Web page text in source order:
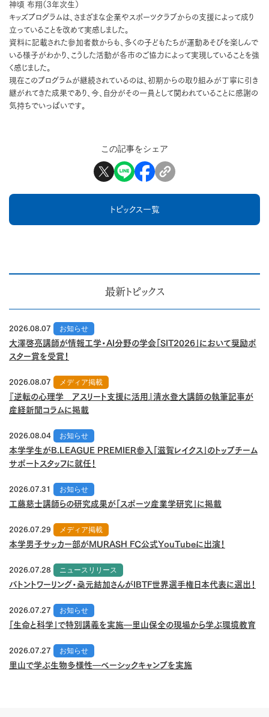
神頃 布翔（3年次生）
キッズプログラムは、さまざまな企業やスポーツクラブからの支援によって成り
立っていることを改めて実感しました。
資料に記載された参加者数からも、多くの子どもたちが運動あそびを楽しんで
いる様子がわかり、こうした活動が各市のご協力によって実現していることを強
く感じました。
現在このプログラムが継続されているのは、初期からの取り組みが丁寧に引き
継がれてきた成果であり、今、自分がその一員として関われていることに感謝の
気持ちでいっぱいです。
この記事をシェア
トピックス一覧
最新トピックス
2026.08.07
お知らせ
大澤啓亮講師が情報工学・AI分野の学会「SIT2026」において奨励ポ
スター賞を受賞！
2026.08.07
メディア掲載
『逆転の心理学 アスリート支援に活用』清水登大講師の執筆記事が
産経新聞コラムに掲載
2026.08.04
お知らせ
本学学生がB.LEAGUE PREMIER参入「滋賀レイクス」のトップチーム
サポートスタッフに就任！
2026.07.31
お知らせ
工藤慈士講師らの研究成果が「スポーツ産業学研究」に掲載
2026.07.29
メディア掲載
本学男子サッカー部がMURASH FC公式YouTubeに出演！
2026.07.28
ニュースリリース
バトントワーリング・桑元結加さんがIBTF世界選手権日本代表に選出！
2026.07.27
お知らせ
「生命と科学」で特別講義を実施―里山保全の現場から学ぶ環境教育
2026.07.27
お知らせ
里山で学ぶ生物多様性―ベーシックキャンプを実施